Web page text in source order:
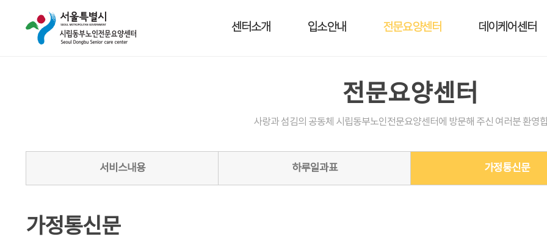
센터소개 입소안내 전문요양센터 데이케어센터
전문요양센터
사랑과 섬김의 공동체 시립동부노인전문요양센터에 방문해 주신 여러분 환영
서비스내용 하루일과표 가정통신문
가정통신문